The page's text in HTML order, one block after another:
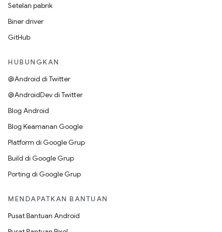
Setelan pabrik
Biner driver
GitHub
HUBUNGKAN
@Android di Twitter
@AndroidDev di Twitter
Blog Android
Blog Keamanan Google
Platform di Google Grup
Build di Google Grup
Porting di Google Grup
MENDAPATKAN BANTUAN
Pusat Bantuan Android